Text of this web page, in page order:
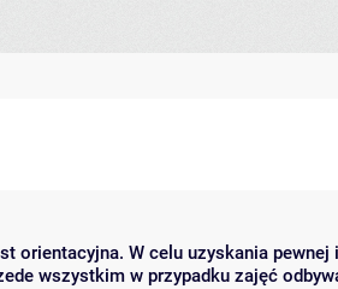
orientacyjna. W celu uzyskania
wszystkim w przypadku zajęć